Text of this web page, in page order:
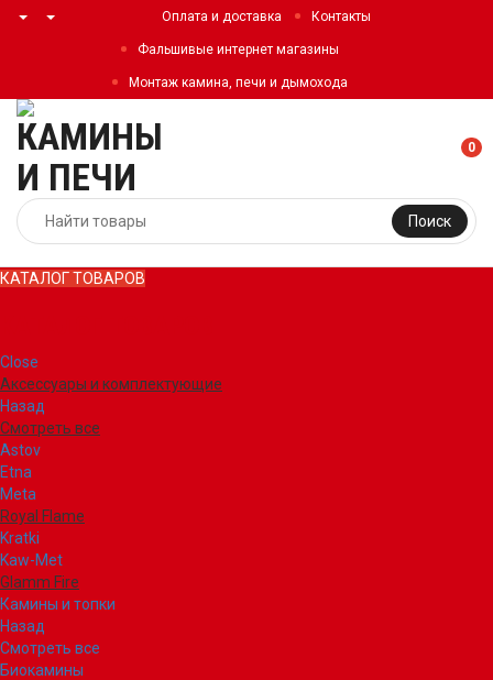
Оплата и доставка Контакты
Фальшивые интернет магазины
Монтаж камина, печи и дымохода
Поиск
0
КАТАЛОГ ТОВАРОВ
Close
Аксессуары и комплектующие
Назад
Смотреть все
Astov
Etna
Meta
Royal Flame
Kratki
Kaw-Met
Glamm Fire
Камины и топки
Назад
Смотреть все
Биокамины